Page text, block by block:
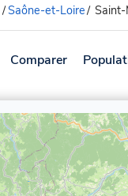
/Saône-et-Loire/
Comparer